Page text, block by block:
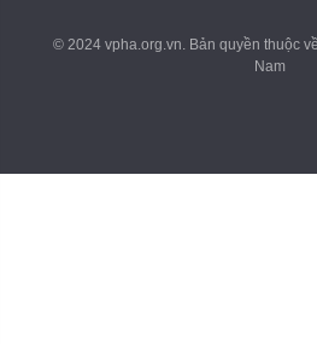
© 2024 vpha.org.vn. Bản quyền thuộc
Nam